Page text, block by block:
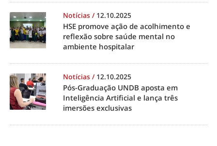
Notícias / 12.10.2025
HSE promove ação de acolhimento e
reflexão sobre saúde mental no
ambiente hospitalar
Notícias / 12.10.2025
Pós-Graduação UNDB aposta em
Inteligência Artificial e lança três
imersões exclusivas